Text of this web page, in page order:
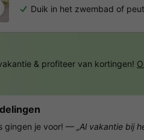
Duik in het zwembad of
& profiteer van kortingen!
gingen je voor! — „Al vakantie bij